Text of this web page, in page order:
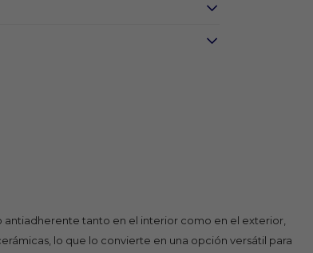
antiadherente tanto en el interior como en el exterior,
lo que lo convierte en una opción versátil para